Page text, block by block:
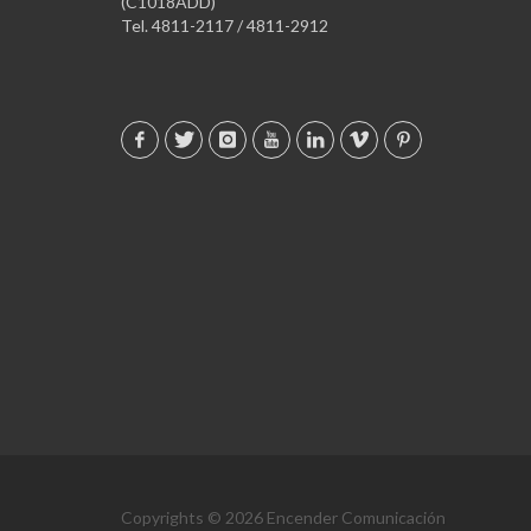
Tel. 4811-2117 / 4811-2912
Copyrights © 2026 Encender Comunicación